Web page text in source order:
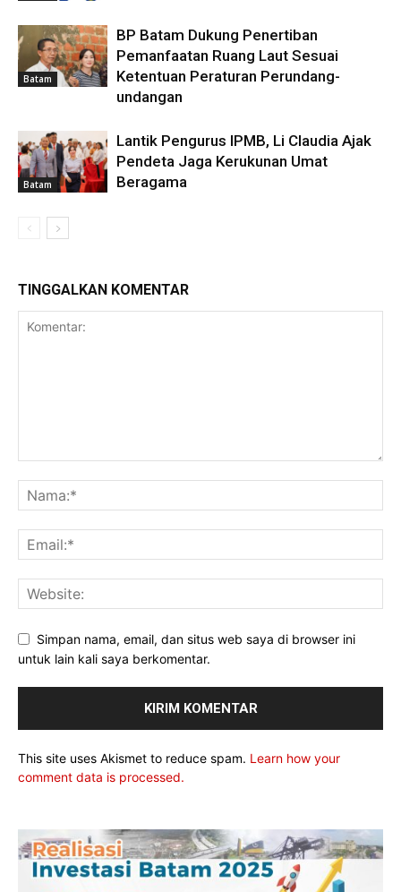
Batam
BP Batam Dukung Penertiban
Pemanfaatan Ruang Laut Sesuai
Ketentuan Peraturan Perundang-
undangan
Batam
Lantik Pengurus IPMB, Li Claudia Ajak
Pendeta Jaga Kerukunan Umat
Beragama
TINGGALKAN KOMENTAR
Simpan nama, email, dan situs web saya di browser ini
untuk lain kali saya berkomentar.
This site uses Akismet to reduce spam. Learn how your
comment data is processed.